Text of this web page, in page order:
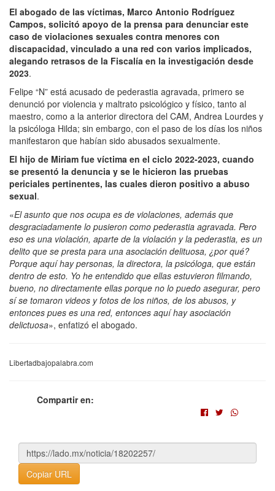
El abogado de las víctimas, Marco Antonio Rodríguez
Campos, solicitó apoyo de la prensa para denunciar este
caso de violaciones sexuales contra menores con
discapacidad, vinculado a una red con varios implicados,
alegando retrasos de la Fiscalía en la investigación desde
2023.
Felipe “N” está acusado de pederastia agravada, primero se
denunció por violencia y maltrato psicológico y físico, tanto al
maestro, como a la anterior directora del CAM, Andrea Lourdes y
la psicóloga Hilda; sin embargo, con el paso de los días los niños
manifestaron que habían sido abusados sexualmente.
El hijo de Miriam fue víctima en el ciclo 2022-2023, cuando
se presentó la denuncia y se le hicieron las pruebas
periciales pertinentes, las cuales dieron positivo a abuso
sexual.
«El asunto que nos ocupa es de violaciones, además que
desgraciadamente lo pusieron como pederastia agravada. Pero
eso es una violación, aparte de la violación y la pederastia, es un
delito que se presta para una asociación delituosa, ¿por qué?
Porque aquí hay personas, la directora, la psicóloga, que están
dentro de esto. Yo he entendido que ellas estuvieron filmando,
bueno, no directamente ellas porque no lo puedo asegurar, pero
sí se tomaron videos y fotos de los niños, de los abusos, y
entonces pues es una red, entonces aquí hay asociación
delictuosa», enfatizó el abogado.
Libertadbajopalabra.com
Compartir en:
Copiar URL